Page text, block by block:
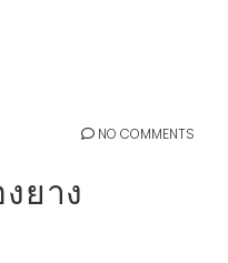
NO COMMENTS
ยาง